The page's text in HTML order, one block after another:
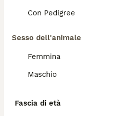
Con Pedigree
Sesso dell'animale
Femmina
Maschio
Fascia di età